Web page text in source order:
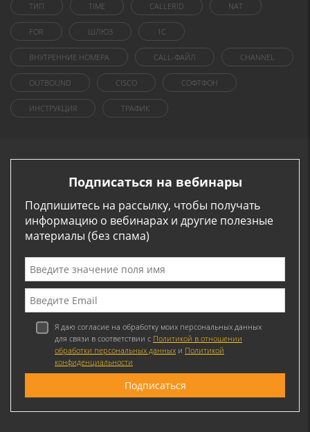
ТИП TIME CALLERID NAT
FOR ШЛЮЗ 1C
ВНУТРЕННИЕ НОМЕРА CALL-ФАЙЛ CHANNEL
OUTBOUND CISCO СОФТФОН
ИНСТРУКЦИЯ ТРАФИК
Подписаться на вебинары
Подпишитесь на рассылку, чтобы получать
информацию о вебинарах и другие полезные
материалы (без спама)
Я даю согласие на обработку моих персональных данных
для связи в соответствии с Политикой в отношении
обработки персональных данных и Политикой
конфиденциальности